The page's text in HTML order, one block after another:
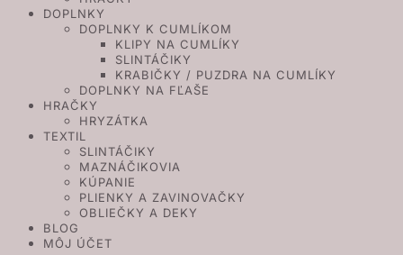
DOPLNKY
DOPLNKY K CUMLÍKOM
KLIPY NA CUMLÍKY
SLINTÁČIKY
KRABIČKY / PUZDRA NA CUMLÍKY
DOPLNKY NA FĽAŠE
HRAČKY
HRYZÁTKA
TEXTIL
SLINTÁČIKY
MAZNÁČIKOVIA
KÚPANIE
PLIENKY A ZAVINOVAČKY
OBLIEČKY A DEKY
BLOG
MÔJ ÚČET